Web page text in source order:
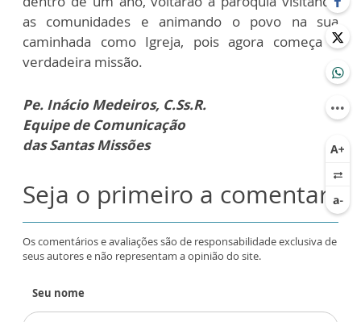
as comunidades e animando o povo na sua
caminhada como Igreja, pois agora começa a
verdadeira missão.
Pe. Inácio Medeiros, C.Ss.R.
Equipe de Comunicação
das Santas Missões
Seja o primeiro a comentar
Os comentários e avaliações são de responsabilidade exclusiva de
seus autores e não representam a opinião do site.
Seu nome